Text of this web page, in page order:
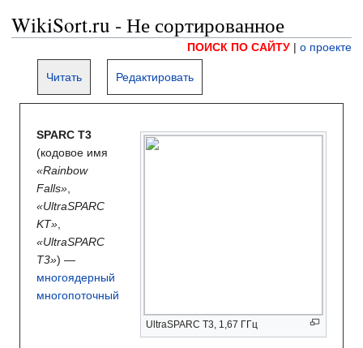
WikiSort.ru - Не сортированное
ПОИСК ПО САЙТУ | о проекте
Читать Редактировать
UltraSPARC T3, 1,67 ГГц
SPARC T3
(кодовое имя
«Rainbow
Falls»
«UltraSPARC
KT»
«UltraSPARC
T3») —
многоядерный
многопоточный